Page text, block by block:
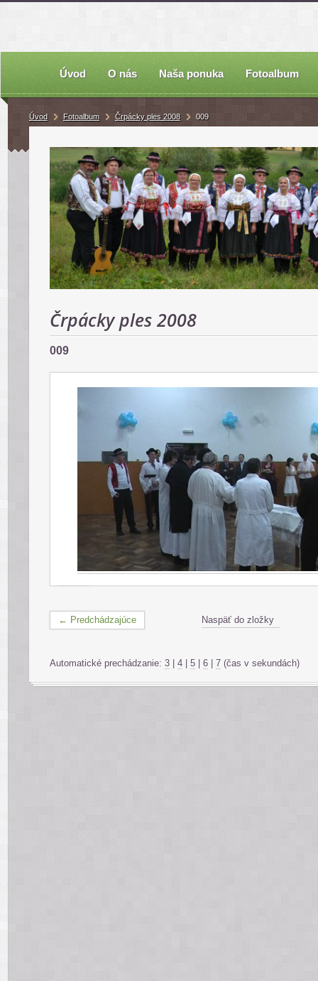
Úvod O nás Naša ponuka Fotoalbum
Úvod Fotoalbum Črpácky ples 2008 009
Črpácky ples 2008
009
← Predchádzajúce Naspäť do zložky
Automatické prechádzanie: 3 4 5 6 7 (čas v sekundách)